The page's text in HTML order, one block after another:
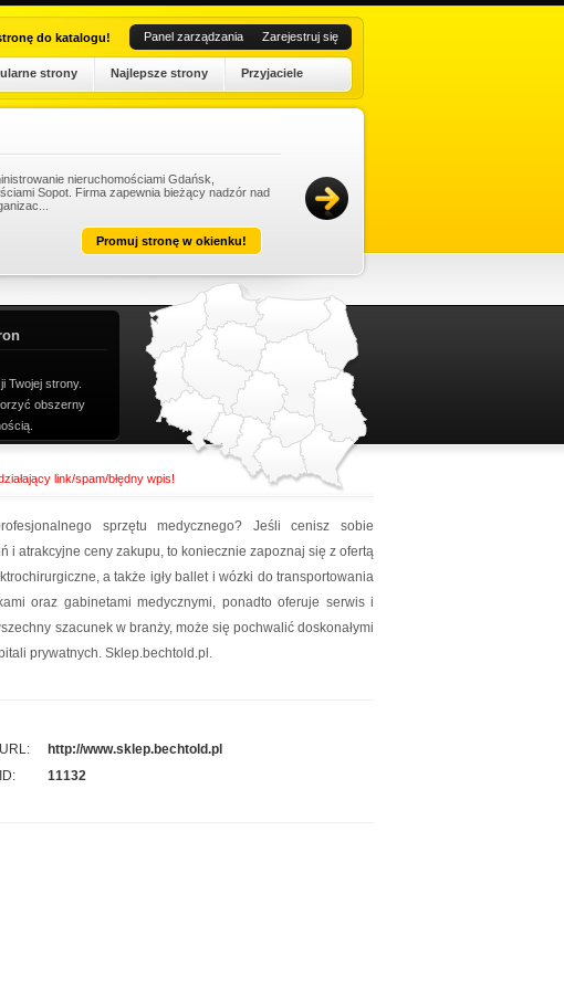
do katalogu! Panel zarządzania Zarejestruj się
strony Najlepsze strony Przyjaciele
nieruchomościami Gdańsk,
Sopot. Firma zapewnia bieżący nadzór nad
Promuj stronę w okienku!
Twojej strony.
obszerny
link/spam/błędny wpis!
sprzętu medycznego? Jeśli cenisz sobie
i atrakcyjne ceny zakupu, to koniecznie zapoznaj się z ofertą
a także igły ballet i wózki do transportowania
oraz gabinetami medycznymi, ponadto oferuje serwis i
szacunek w branży, może się pochwalić doskonałymi
prywatnych. Sklep.bechtold.pl.
URL:
http://www.sklep.bechtold.pl
ID: 11132